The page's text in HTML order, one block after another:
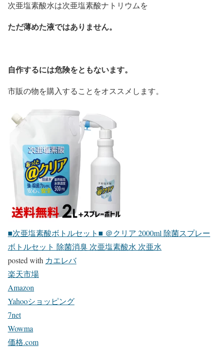
次亜塩素酸水は次亜塩素酸ナトリウムを
ただ薄めた液ではありません。
自作するには危険をともないます。
市販の物を購入することをオススメします。
■次亜塩素酸ボトルセット■ ＠クリア 2000ml 除菌スプレー
ボトルセット 除菌消臭 次亜塩素酸水 次亜水
posted with カエレバ
楽天市場
Amazon
Yahooショッピング
7net
Wowma
価格.com